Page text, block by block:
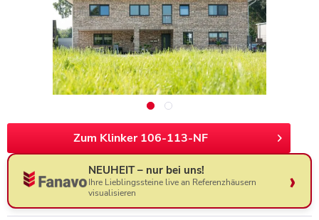
Zum Klinker 106-113-NF
NEUHEIT – nur bei uns!
Ihre Lieblingssteine live an Referenzhäusern
visualisieren